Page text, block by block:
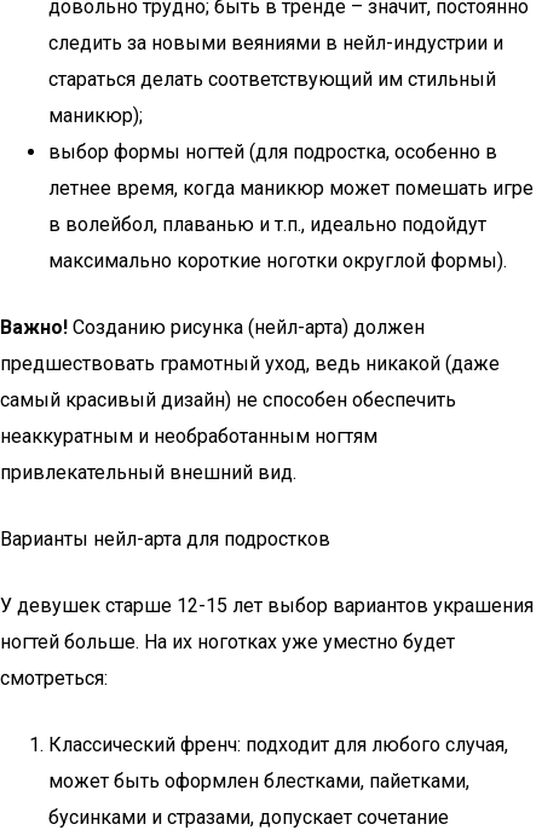
довольно трудно; быть в тренде – значит, постоянно
следить за новыми веяниями в нейл-индустрии и
стараться делать соответствующий им стильный
маникюр);
выбор формы ногтей (для подростка, особенно в
летнее время, когда маникюр может помешать игре
в волейбол, плаванью и т.п., идеально подойдут
максимально короткие ноготки округлой формы).
Важно! Созданию рисунка (нейл-арта) должен
предшествовать грамотный уход, ведь никакой (даже
самый красивый дизайн) не способен обеспечить
неаккуратным и необработанным ногтям
привлекательный внешний вид.
Варианты нейл-арта для подростков
У девушек старше 12-15 лет выбор вариантов украшения
ногтей больше. На их ноготках уже уместно будет
смотреться:
Классический френч: подходит для любого случая,
может быть оформлен блестками, пайетками,
бусинками и стразами, допускает сочетание